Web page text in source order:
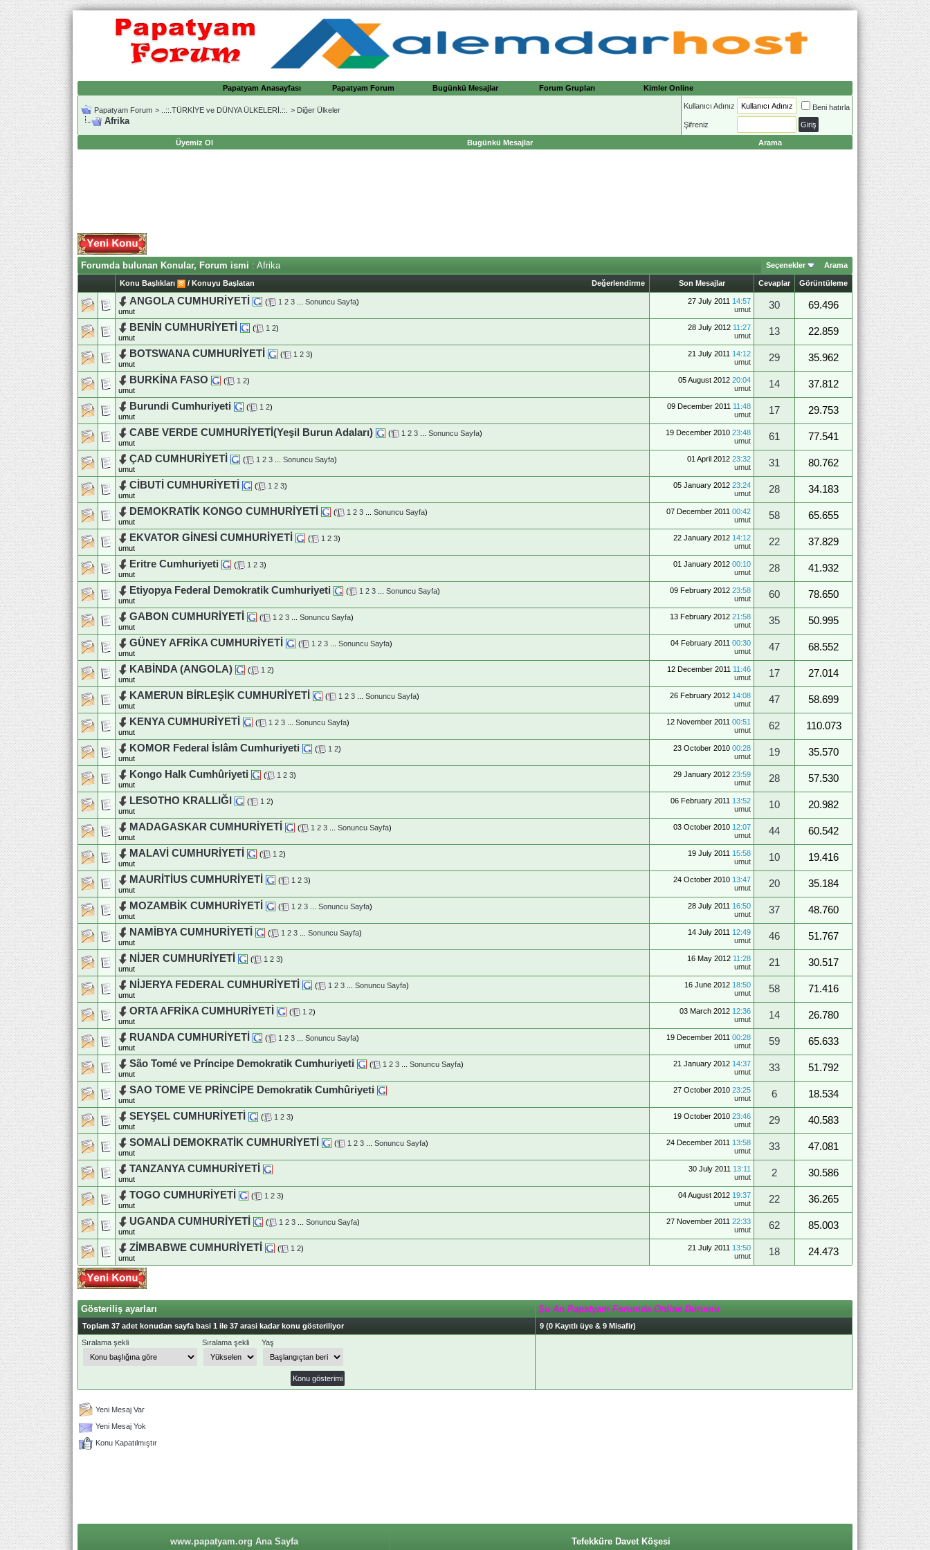
Papatyam Anasayfası Papatyam Forum Bugünkü Mesajlar Forum Grupları Kimler Online
Papatyam Forum > ..::.TÜRKİYE ve DÜNYA ÜLKELERİ.::. > Diğer Ülkeler
Afrika
Kullanıcı Adınız Beni hatırla
Şifreniz
Üyemiz Ol Bugünkü Mesajlar Arama
Forumda bulunan Konular, Forum ismi : Afrika Seçenekler Arama
Değerlendirme
Konu Başlıkları / Konuyu Başlatan Son Mesajlar Cevaplar Görüntüleme
ANGOLA CUMHURİYETİ ( 1 2 3 Sonuncu Sayfa)
umut
27 July 2011 14:57
umut
30
69.496
BENİN CUMHURİYETİ
( 1 2)
umut
28 July 2012 11:27
umut
13
22.859
BOTSWANA CUMHURİYETİ
( 1 2 3)
umut
21 July 2011 14:12
umut
29
35.962
BURKİNA FASO
( 1 2)
umut
05 August 2012 20:04
umut
14
37.812
Burundi Cumhuriyeti
( 1 2)
umut
09 December 2011 11:48
umut
17
29.753
CABE VERDE CUMHURİYETİ(Yeşil Burun Adaları)
( 1 2 3 Sonuncu Sayfa)
umut
19 December 2010 23:48
umut
61
77.541
ÇAD CUMHURİYETİ
( 1 2 3 Sonuncu Sayfa)
umut
01 April 2012 23:32
umut
31
80.762
CİBUTİ CUMHURİYETİ
( 1 2 3)
umut
05 January 2012 23:24
umut
28
34.183
DEMOKRATİK KONGO CUMHURİYETİ
( 1 2 3 Sonuncu Sayfa)
umut
07 December 2011 00:42
umut
58
65.655
EKVATOR GİNESİ CUMHURİYETİ
( 1 2 3)
umut
22 January 2012 14:12
umut
22
37.829
Eritre Cumhuriyeti
( 1 2 3)
umut
01 January 2012 00:10
umut
28
41.932
Etiyopya Federal Demokratik Cumhuriyeti
( 1 2 3 Sonuncu Sayfa)
umut
09 February 2012 23:58
umut
60
78.650
GABON CUMHURİYETİ
( 1 2 3 Sonuncu Sayfa)
umut
13 February 2012 21:58
umut
35
50.995
GÜNEY AFRİKA CUMHURİYETİ
( 1 2 3 Sonuncu Sayfa)
umut
04 February 2011 00:30
umut
47
68.552
KABİNDA (ANGOLA)
( 1 2)
umut
12 December 2011 11:46
umut
17
27.014
KAMERUN BİRLEŞİK CUMHURİYETİ
( 1 2 3 Sonuncu Sayfa)
umut
26 February 2012 14:08
umut
47
58.699
KENYA CUMHURİYETİ
( 1 2 3 Sonuncu Sayfa)
umut
12 November 2011 00:51
umut
62
110.073
KOMOR Federal İslâm Cumhuriyeti
( 1 2)
umut
23 October 2010 00:28
umut
19
35.570
Kongo Halk Cumhûriyeti
( 1 2 3)
umut
29 January 2012 23:59
umut
28
57.530
LESOTHO KRALLIĞI
( 1 2)
umut
06 February 2011 13:52
umut
10
20.982
MADAGASKAR CUMHURİYETİ
( 1 2 3 Sonuncu Sayfa)
umut
03 October 2010 12:07
umut
44
60.542
MALAVİ CUMHURİYETİ
( 1 2)
umut
19 July 2011 15:58
umut
10
19.416
MAURİTİUS CUMHURİYETİ
( 1 2 3)
umut
24 October 2010 13:47
umut
20
35.184
MOZAMBİK CUMHURİYETİ
( 1 2 3 Sonuncu Sayfa)
umut
28 July 2011 16:50
umut
37
48.760
NAMİBYA CUMHURİYETİ
( 1 2 3 Sonuncu Sayfa)
umut
14 July 2011 12:49
umut
46
51.767
NİJER CUMHURİYETİ
( 1 2 3)
umut
16 May 2012 11:28
umut
21
30.517
NİJERYA FEDERAL CUMHURİYETİ
( 1 2 3 Sonuncu Sayfa)
umut
16 June 2012 18:50
umut
58
71.416
ORTA AFRİKA CUMHURİYETİ
( 1 2)
umut
03 March 2012 12:36
umut
14
26.780
RUANDA CUMHURİYETİ
( 1 2 3 Sonuncu Sayfa)
umut
19 December 2011 00:28
umut
59
65.633
São Tomé ve Príncipe Demokratik Cumhuriyeti
( 1 2 3 Sonuncu Sayfa)
umut
21 January 2012 14:37
umut
33
51.792
SAO TOME VE PRİNCİPE Demokratik Cumhûriyeti
umut
27 October 2010 23:25
umut
6
18.534
SEYŞEL CUMHURİYETİ
( 1 2 3)
umut
19 October 2010 23:46
umut
29
40.583
SOMALİ DEMOKRATİK CUMHURİYETİ
( 1 2 3 Sonuncu Sayfa)
umut
24 December 2011 13:58
umut
33
47.081
TANZANYA CUMHURİYETİ
umut
30 July 2011 13:11
umut
2
30.586
TOGO CUMHURİYETİ
( 1 2 3)
umut
04 August 2012 19:37
umut
22
36.265
UGANDA CUMHURİYETİ
( 1 2 3 Sonuncu Sayfa)
umut
27 November 2011 22:33
umut
62
85.003
ZİMBABWE CUMHURİYETİ
( 1 2)
umut
21 July 2011 13:50
umut
18 24.473
Gösteriliş ayarları Şu An Papatyam Forumda Online Durumu
Toplam 37 adet konudan sayfa basi 1 ile 37 arasi kadar konu gösteriliyor
9 (0 Kayıtlı üye & 9 Misafir)
Sıralama şekli
Sıralama şekli Yaş
Yeni Mesaj Var
Yeni Mesaj Yok
Konu Kapatılmıştır
www.papatyam.org Ana Sayfa Tefekküre Davet Köşesi